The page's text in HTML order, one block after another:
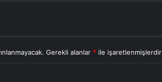
Gerekli alanlar * ile işaretlenmişlerdir